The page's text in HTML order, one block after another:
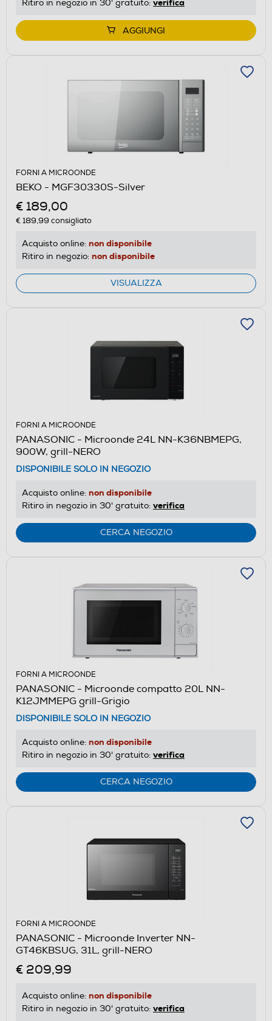
Ritiro in negozio in 30' gratuito: verifica
AGGIUNGI
FORNI A MICROONDE
BEKO - MGF30330S-Silver
€ 189,00
€ 189,99 consigliato
Acquisto online: non disponibile
Ritiro in negozio: non disponibile
VISUALIZZA
FORNI A MICROONDE
PANASONIC - Microonde 24L NN-K36NBMEPG,
900W, grill-NERO
DISPONIBILE SOLO IN NEGOZIO
Acquisto online: non disponibile
Ritiro in negozio in 30' gratuito: verifica
CERCA NEGOZIO
FORNI A MICROONDE
PANASONIC - Microonde compatto 20L NN-
K12JMMEPG grill-Grigio
DISPONIBILE SOLO IN NEGOZIO
Acquisto online: non disponibile
Ritiro in negozio in 30' gratuito: verifica
CERCA NEGOZIO
FORNI A MICROONDE
PANASONIC - Microonde Inverter NN-
GT46KBSUG, 31L, grill-NERO
€ 209,99
Acquisto online: non disponibile
Ritiro in negozio in 30' gratuito: verifica